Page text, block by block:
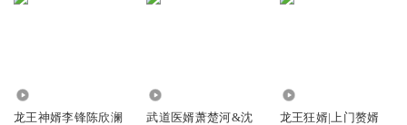
龙王神婿李锋陈欣澜
武道医婿萧楚河&沈
龙王狂婿|上门赘婿